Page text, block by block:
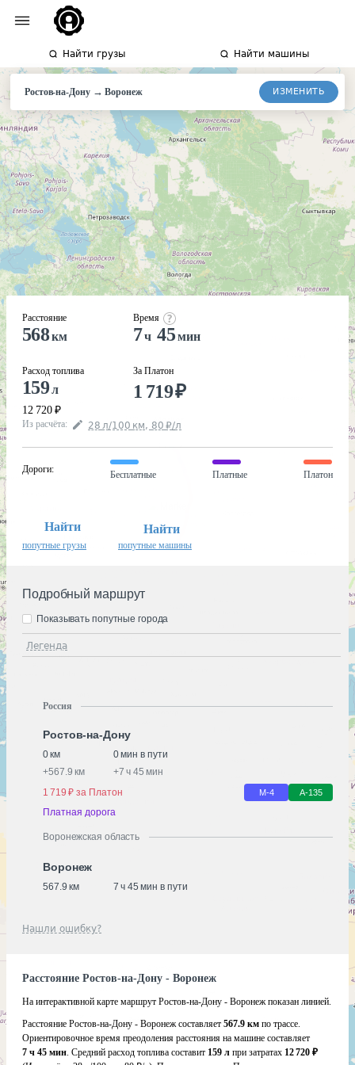
Найти грузы Найти машины
Ростов-на-Дону→Воронеж ИЗМЕНИТЬ
Расстояние
568км
Расход топлива
159л
12 720 ₽
Время
7ч 45мин
За Платон
1 719₽
Из расчёта: 28 л/100 км, 80 ₽/л
Дороги:
Бесплатные Платные Платон
Найти
попутные грузы
Найти
попутные машины
Подробный маршрут
Легенда
Показывать попутные города
Россия
Ростов-на-Дону
0 км
0 мин в пути
+567.9 км +7 ч 45 мин
1 719 ₽ за Платон
М-4 А-135
Платная дорога
Воронежская область
Воронеж
567.9 км 7 ч 45 мин в пути
Нашли ошибку?
Расстояние Ростов-на-Дону - Воронеж
На интерактивной карте маршрут Ростов-на-Дону - Воронеж показан линией.
Расстояние Ростов-на-Дону - Воронеж составляет 567.9 км по трассе.
Ориентировочное время преодоления расстояния на машине составляет
7 ч 45 мин. Средний расход топлива составит 159 л при затратах 12 720 ₽